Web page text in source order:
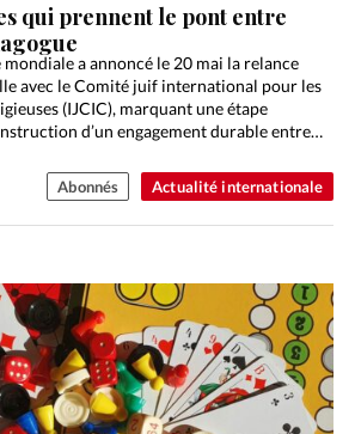
Actualité internationale
qui prennent le pont entre
mondiale a annoncé le 20 mai la relance
avec le Comité juif international pour les
(IJCIC), marquant une étape
d’un engagement durable entre
Abonnés